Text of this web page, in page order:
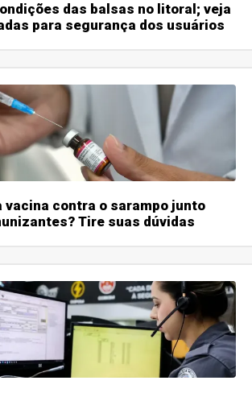
das balsas no litoral; veja
para segurança dos usuários
vacina contra o sarampo junto
Tire suas dúvidas